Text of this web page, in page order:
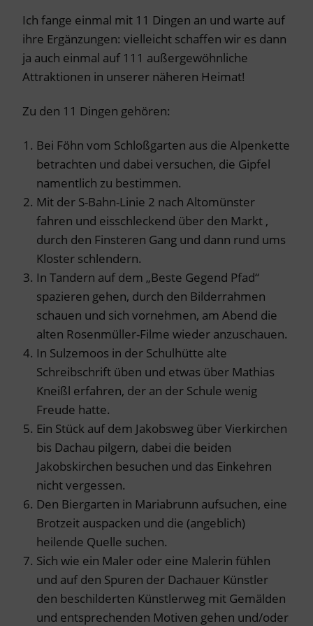
Ich fange einmal mit 11 Dingen an und warte auf
ihre Ergänzungen: vielleicht schaffen wir es dann
ja auch einmal auf 111 außergewöhnliche
Attraktionen in unserer näheren Heimat!
Zu den 11 Dingen gehören:
Bei Föhn vom Schloßgarten aus die Alpenkette
betrachten und dabei versuchen, die Gipfel
namentlich zu bestimmen.
Mit der S-Bahn-Linie 2 nach Altomünster
fahren und eisschleckend über den Markt ,
durch den Finsteren Gang und dann rund ums
Kloster schlendern.
In Tandern auf dem „Beste Gegend Pfad“
spazieren gehen, durch den Bilderrahmen
schauen und sich vornehmen, am Abend die
alten Rosenmüller-Filme wieder anzuschauen.
In Sulzemoos in der Schulhütte alte
Schreibschrift üben und etwas über Mathias
Kneißl erfahren, der an der Schule wenig
Freude hatte.
Ein Stück auf dem Jakobsweg über Vierkirchen
bis Dachau pilgern, dabei die beiden
Jakobskirchen besuchen und das Einkehren
nicht vergessen.
Den Biergarten in Mariabrunn aufsuchen, eine
Brotzeit auspacken und die (angeblich)
heilende Quelle suchen.
Sich wie ein Maler oder eine Malerin fühlen
und auf den Spuren der Dachauer Künstler
den beschilderten Künstlerweg mit Gemälden
und entsprechenden Motiven gehen und/oder